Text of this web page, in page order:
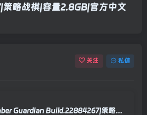
略战棋|容量2.8GB|官方中文
关注 私信
余火守护者/The Ember Guardian Build.22884267|策略战棋|容量2.8GB|官方中文版